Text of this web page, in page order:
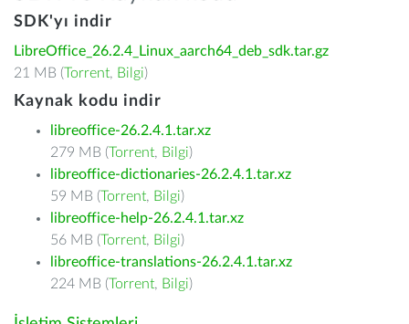
SDK'yı indir
LibreOffice_26.2.4_Linux_aarch64_deb_sdk.tar.gz
21 MB (Torrent, Bilgi)
Kaynak kodu indir
libreoffice-26.2.4.1.tar.xz
279 MB (Torrent, Bilgi)
libreoffice-dictionaries-26.2.4.1.tar.xz
59 MB (Torrent, Bilgi)
libreoffice-help-26.2.4.1.tar.xz
56 MB (Torrent, Bilgi)
libreoffice-translations-26.2.4.1.tar.xz
224 MB (Torrent, Bilgi)